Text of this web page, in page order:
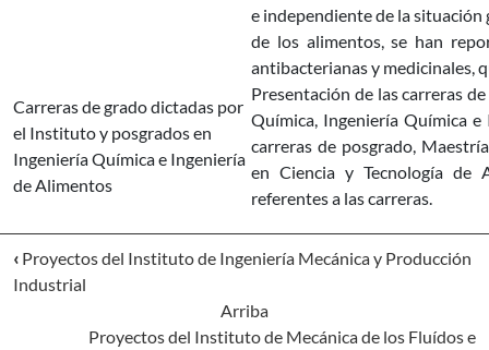
e independiente de la
de los alimentos, se han
antibacterianas y medicinales,
Carreras de grado dictadas por
el Instituto y posgrados en
Ingeniería Química e Ingeniería
de Alimentos
Presentación de las carreras
Química, Ingeniería Química
carreras de posgrado,
en Ciencia y Tecnología de
referentes a las carreras.
‹ Proyectos del Instituto de Ingeniería Mecánica y Producción
Industrial
Arriba
Proyectos del Instituto de Mecánica de los Fluídos e